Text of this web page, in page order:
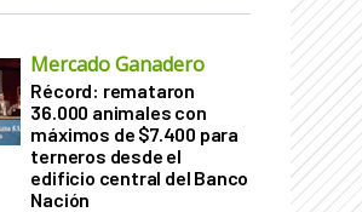
Mercado Ganadero
Récord: remataron
36.000 animales con
máximos de $7.400 para
terneros desde el
edificio central del Banco
Nación